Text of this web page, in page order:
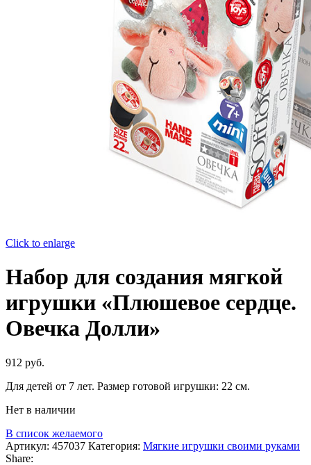
Click to enlarge
Набор для создания мягкой
игрушки «Плюшевое сердце.
Овечка Долли»
912 руб.
Для детей от 7 лет. Размер готовой игрушки: 22 см.
Нет в наличии
В список желаемого
Артикул: 457037 Категория: Мягкие игрушки своими руками
Share: